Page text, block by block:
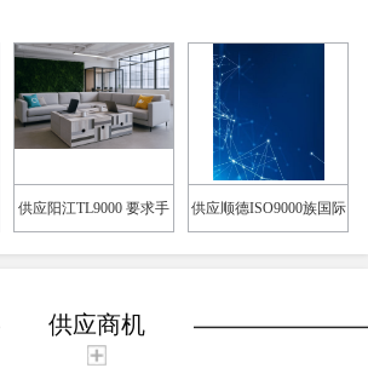
供应阳江TL9000 要求手
册改版及标准简介
供应顺德ISO9000族国际
标准介绍
供应商机